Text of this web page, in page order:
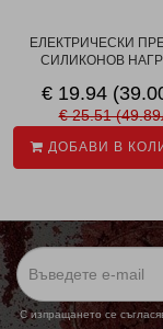
ЕЛЕКТРИЧЕСКИ
СИЛИКОНОВ
€ 19.94
€ 25.51
ДОБАВИ В
С изпращането се